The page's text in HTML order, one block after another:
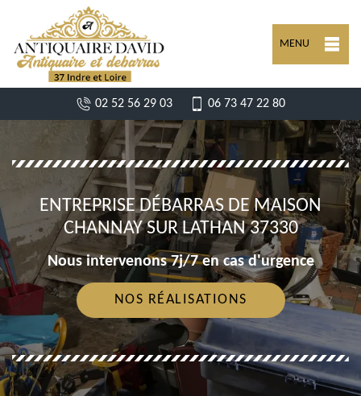
MENU
02 52 56 29 03 06 73 47 22 80
ENTREPRISE DÉBARRAS DE MAISON
CHANNAY SUR LATHAN 37330
Nous intervenons 7j/7 en cas d'urgence
NOS RÉALISATIONS